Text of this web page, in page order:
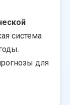
система
для